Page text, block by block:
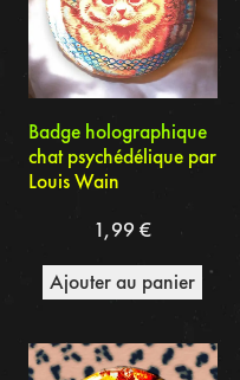
Badge holographique
chat psychédélique par
Louis Wain
1,99€
Ajouter au panier